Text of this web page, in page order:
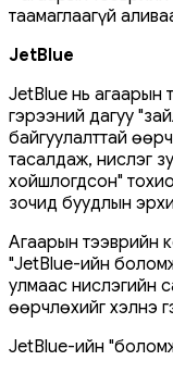
таамаглаагүй
JetBlue
JetBlue нь агаарын
гэрээний дагуу
байгуулалттай
тасалдаж, нислэг
хойшлогдсон"
зочид буудлын
Агаарын тээврийн
"JetBlue-ийн
улмаас нислэгийн
өөрчлөхийг хэлнэ
JetBlue-ийн